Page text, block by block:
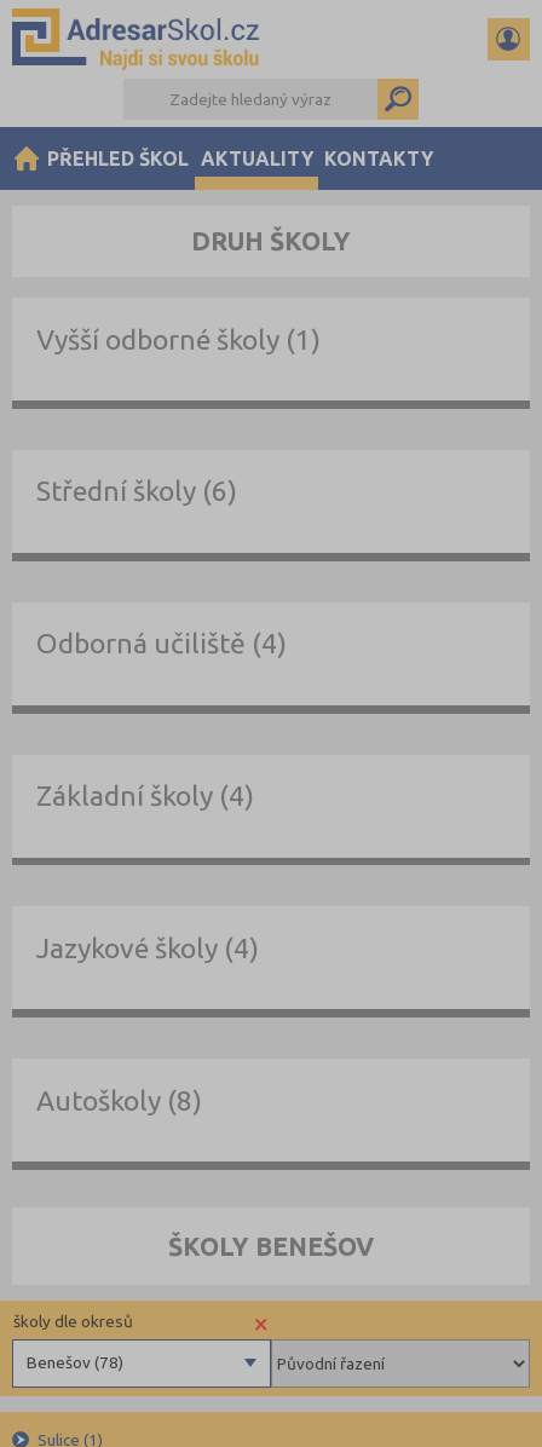
PŘEHLED ŠKOL AKTUALITY KONTAKTY
DRUH ŠKOLY
Vyšší odborné školy (1)
Střední školy (6)
Odborná učiliště (4)
Základní školy (4)
Jazykové školy (4)
Autoškoly (8)
ŠKOLY BENEŠOV
×
Benešov (78)
školy dle okresů
Beroun (85)
Sulice (1)